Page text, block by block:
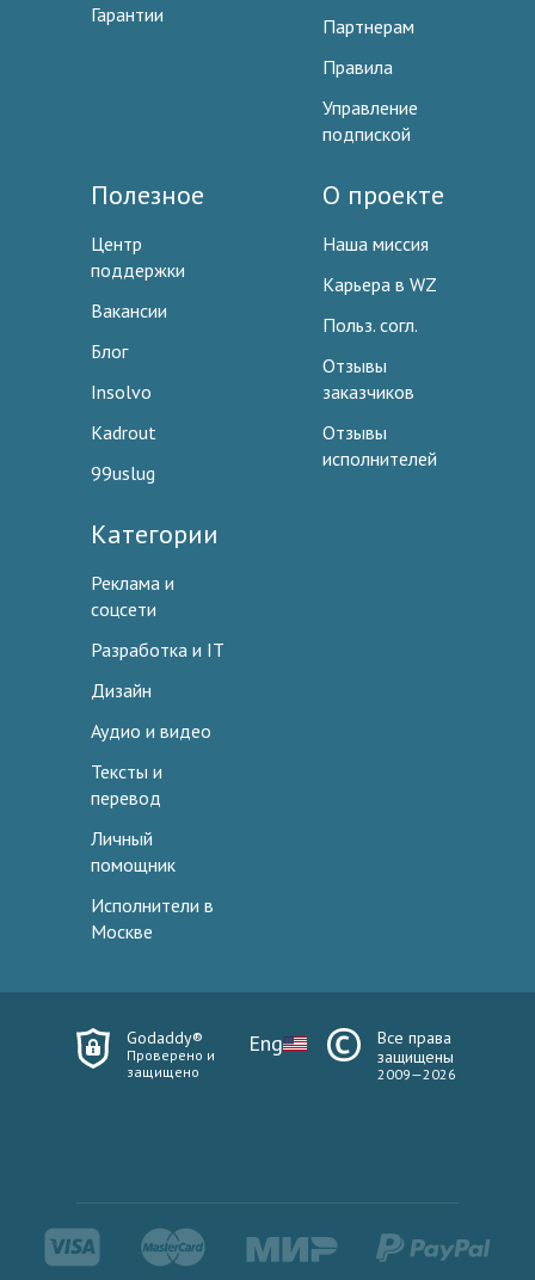
Гарантии
Партнерам
Правила
Управление
подпиской
Полезное
Центр
поддержки
Вакансии
Блог
Insolvo
Kadrout
99uslug
О проекте
Наша миссия
Карьера в WZ
Польз. согл.
Отзывы
заказчиков
Отзывы
исполнителей
Категории
Реклама и
соцсети
Разработка и IT
Дизайн
Аудио и видео
Тексты и
перевод
Личный
помощник
Исполнители в
Москве
Godaddy®
Проверено и
защищено
Eng
Все права
защищены
2009—2026